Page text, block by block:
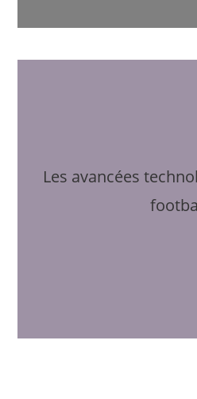
Les avancées